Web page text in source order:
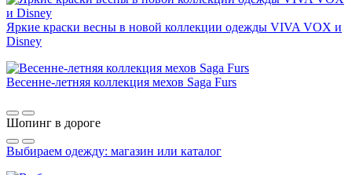
Яркие краски весны в новой коллекции одежды VIVA VOX и
Disney
Весенне-летняя коллекция мехов Saga Furs
Шопинг в дороге
Выбираем одежду: магазин или каталог